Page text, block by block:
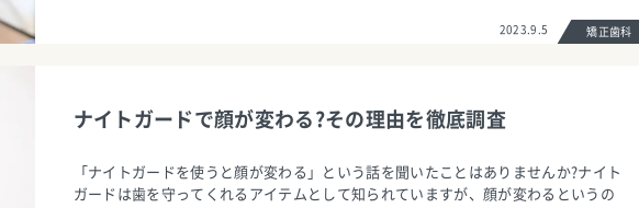
2023.9.5 矯正歯科
ナイトガードで顔が変わる?その理由を徹底調査
「ナイトガードを使うと顔が変わる」という話を聞いたことはありませんか?ナイト
ガードは歯を守ってくれるアイテムとして知られていますが、顔が変わるというの